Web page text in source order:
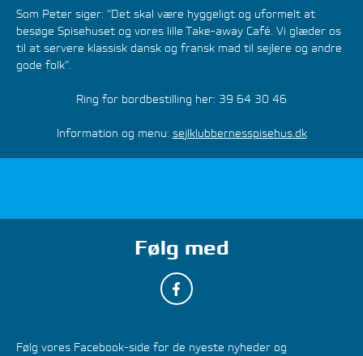
Som Peter siger: ”Det skal være hyggeligt og uformelt at
besøge Spisehuset og vores lille Take-away Café. Vi glæder os
til at servere klassisk dansk og fransk mad til sejlere og andre
gode folk”.
Ring for bordbestilling her: 39 64 30 46
Information og menu: sejlklubbernesspisehus.dk
Følg med
Følg vores Facebook-side for de nyeste nyheder og